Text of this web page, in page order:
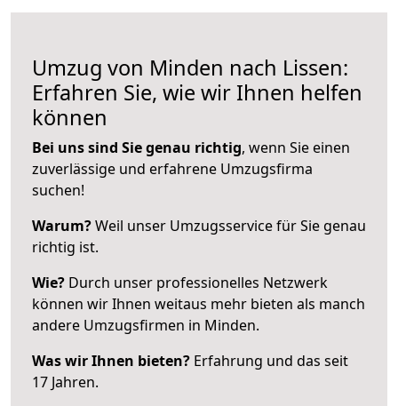
Umzug von Minden nach Lissen:
Erfahren Sie, wie wir Ihnen helfen
können
Bei uns sind Sie genau richtig, wenn Sie einen
zuverlässige und erfahrene Umzugsfirma
suchen!
Warum?Weil unser Umzugsservice für Sie genau
richtig ist.
Wie? Durch unser professionelles Netzwerk
können wir Ihnen weitaus mehr bieten als manch
andere Umzugsfirmen in Minden.
Was wir Ihnen bieten? Erfahrung und das seit
17 Jahren.